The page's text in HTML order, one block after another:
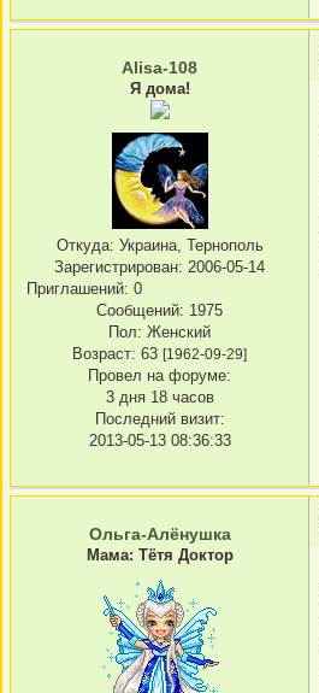
Alisa-108
Я дома!
Откуда: Украина, Тернополь
Зарегистрирован: 2006-05-14
Приглашений: 0
Сообщений: 1975
Пол: Женский
Возраст: 63 [1962-09-29]
Провел на форуме:
3 дня 18 часов
Последний визит:
2013-05-13 08:36:33
Ольга-Алёнушка
Мама: Тётя Доктор